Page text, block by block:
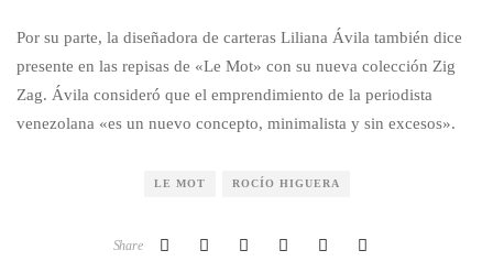
Por su parte, la diseñadora de carteras Liliana Ávila también dice
presente en las repisas de «Le Mot» con su nueva colección Zig
Zag. Ávila consideró que el emprendimiento de la periodista
venezolana «es un nuevo concepto, minimalista y sin excesos».
LE MOT ROCÍO HIGUERA
Share